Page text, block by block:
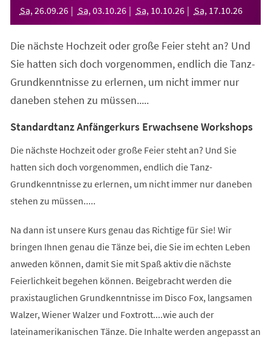
Sa, 26.09.26 Sa, 03.10.26 Sa, 10.10.26 Sa, 17.10.26
Die nächste Hochzeit oder große Feier steht an? Und
Sie hatten sich doch vorgenommen, endlich die Tanz-
Grundkenntnisse zu erlernen, um nicht immer nur
daneben stehen zu müssen.....
Standardtanz Anfängerkurs Erwachsene Workshops
Die nächste Hochzeit oder große Feier steht an? Und Sie
hatten sich doch vorgenommen, endlich die Tanz-
Grundkenntnisse zu erlernen, um nicht immer nur daneben
stehen zu müssen.....
Na dann ist unsere Kurs genau das Richtige für Sie! Wir
bringen Ihnen genau die Tänze bei, die Sie im echten Leben
anweden können, damit Sie mit Spaß aktiv die nächste
Feierlichkeit begehen können. Beigebracht werden die
praxistauglichen Grundkenntnisse im Disco Fox, langsamen
Walzer, Wiener Walzer und Foxtrott....wie auch der
lateinamerikanischen Tänze. Die Inhalte werden angepasst an